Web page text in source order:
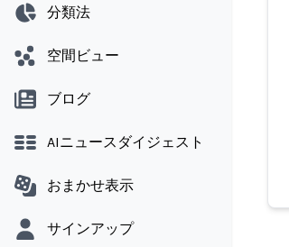
分類法
空間ビュー
ブログ
AIニュースダイジェスト
おまかせ表示
サインアップ